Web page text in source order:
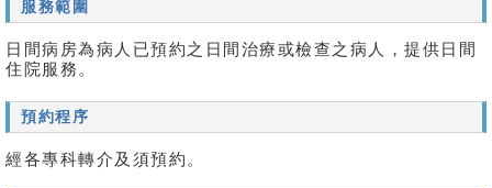
服務範圍
日間病房為病人已預約之日間治療或檢查之病人，提供日間
住院服務。
預約程序
經各專科轉介及須預約。